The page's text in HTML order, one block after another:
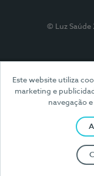
Este website utiliza
marketing e
navegação
© Luz Saúde